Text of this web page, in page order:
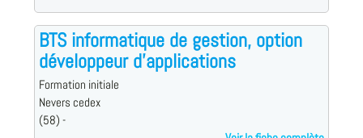
BTS informatique de gestion, option
développeur d'applications
Formation initiale
Nevers cedex
(58) -